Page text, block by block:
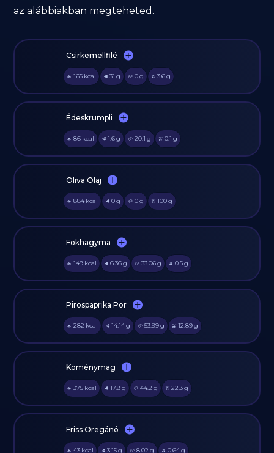
az alábbiakban megteheted.
Csirkemellfilé
🔥 165 kcal 🥩 31 g 🥔 0g 🫒 3.6g
Édeskrumpli
🔥 86 kcal 🥩 1.6g 🥔 20.1 g 🫒 0.1 g
Oliva Olaj
🔥 884 kcal 🥩 0g 🥔 0g 🫒 100g
Fokhagyma
🔥 149 kcal 🥩 6.36g 🥔 33.06g 🫒 0.5g
Pirospaprika Por
🔥 282 kcal 🥩 14.14g 🥔 53.99g 🫒 12.89g
Köménymag
🔥 375 kcal 🥩 17.8g 🥔 44.2 g 🫒 22.3g
Friss Oregánó
🔥 43 kcal 🥩 3.15g 🥔 8.02 g 🫒 0.64g